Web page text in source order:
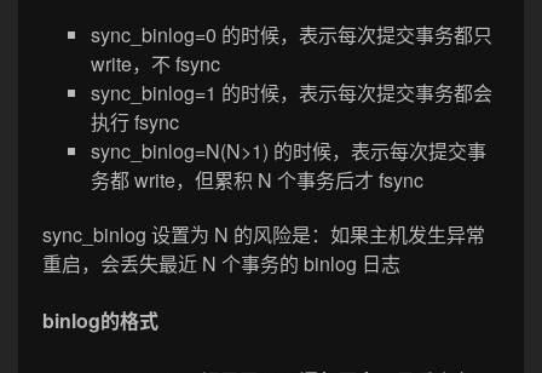
sync_binlog=0 的时候，表示每次提交事务都只
write，不 fsync
sync_binlog=1 的时候，表示每次提交事务都会
执行 fsync
sync_binlog=N(N>1) 的时候，表示每次提交事
务都 write，但累积 N 个事务后才 fsync
sync_binlog 设置为 N 的风险是：如果主机发生异常
重启，会丢失最近 N 个事务的 binlog 日志
binlog的格式